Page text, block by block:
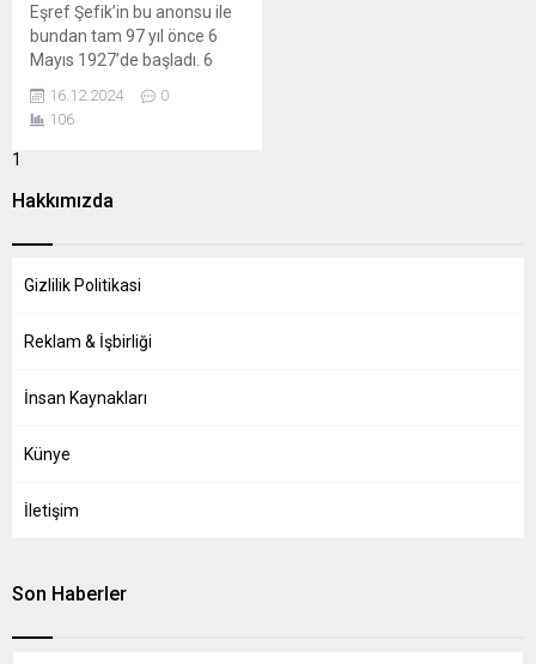
Eşref Şefik’in bu anonsu ile
bundan tam 97 yıl önce 6
Mayıs 1927’de başladı. 6
Postane’de 5 kilowatlık verici
ile yapılan ilk radyo yayını,
aksam posta binasının
yerleştirilen hoparlör
aracılığıyla duyruluyordu…
16.12.2024
0
106
1
Hakkımızda
Gizlilik Politikasi
Reklam & İşbirliği
İnsan Kaynakları
Künye
İletişim
Son Haberler